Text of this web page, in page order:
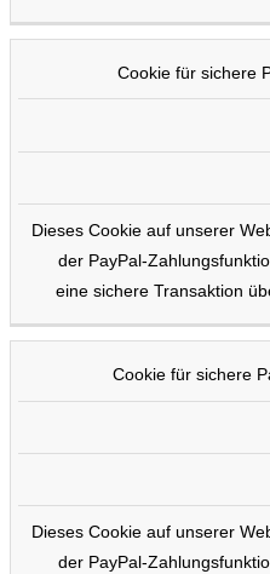
Cookie für sichere
Dieses Cookie auf unserer
der PayPal-
eine sichere Transaktion
Cookie für sichere
Dieses Cookie auf unserer
der PayPal-